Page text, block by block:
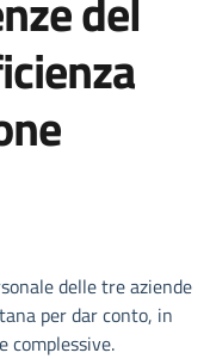
delle tre aziende
per dar conto, in
complessive.